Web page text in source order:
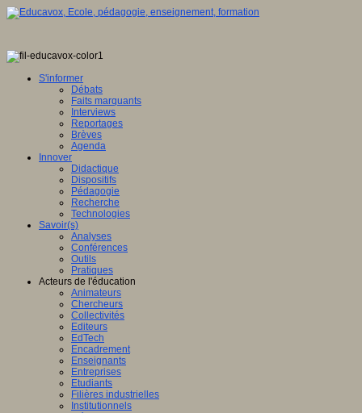
S'informer
Débats
Faits marquants
Interviews
Reportages
Brèves
Agenda
Innover
Didactique
Dispositifs
Pédagogie
Recherche
Technologies
Savoir(s)
Analyses
Conférences
Outils
Pratiques
Acteurs de l'éducation
Animateurs
Chercheurs
Collectivités
Editeurs
EdTech
Encadrement
Enseignants
Entreprises
Etudiants
Filières industrielles
Institutionnels